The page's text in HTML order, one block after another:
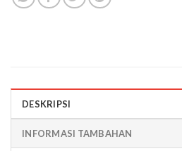
DESKRIPSI
INFORMASI TAMBAHAN